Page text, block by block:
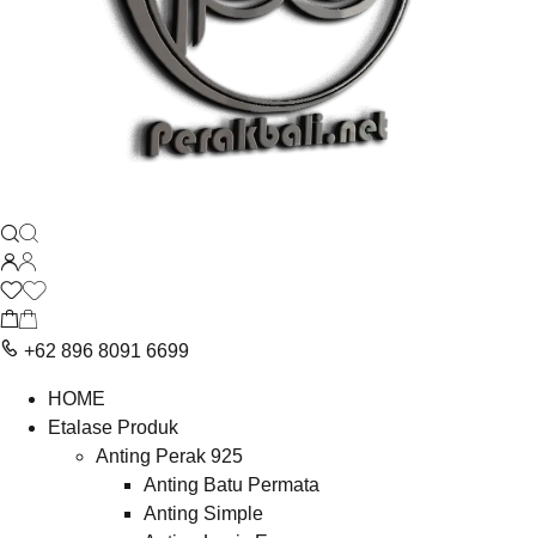
+62 896 8091 6699
HOME
Etalase Produk
Anting Perak 925
Anting Batu Permata
Anting Simple